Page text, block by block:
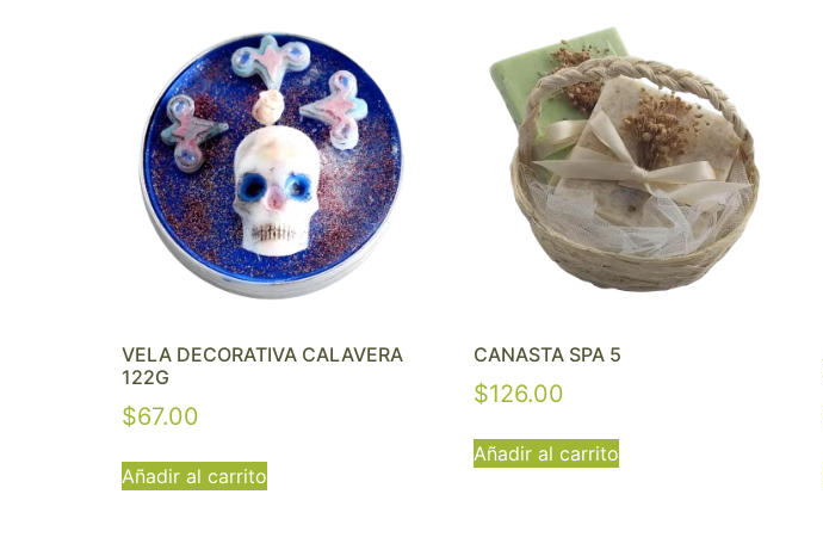
VELA DECORATIVA CALAVERA
122G
$67.00
Añadir al carrito
CANASTA SPA 5
$126.00
Añadir al carrito